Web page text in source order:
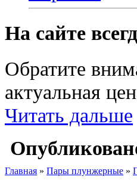
На сайте
Обратите
актуальная
Читать дальше
Главная » Пары плунжерные »